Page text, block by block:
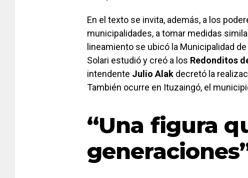
En el texto se invita, además, a los
municipalidades, a tomar medidas
lineamiento se ubicó la Municipalidad de
Solari estudió y creó a los Redonditos
intendente Julio Alak decretó la
También ocurre en Ituzaingó, el
“Una figura